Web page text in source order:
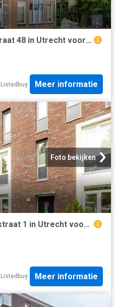
Huis te koop Oude Kerkstraat 48 in Utrecht voor € 535.000
Listedbuy Meer informatie
Foto bekijken
Huis te koop Vrouwjuttenstraat 1 in Utrecht voor € 900.000
Listedbuy Meer informatie